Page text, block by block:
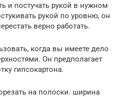
и постучать рукой в нужном
рукой по уровню, он
верно работать.
когда вы имеете дело
Он предполагает
гипсокартона.
на полоски. ширина